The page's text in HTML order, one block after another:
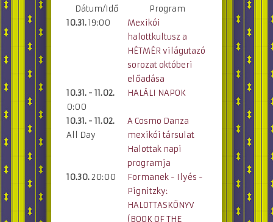
Dátum/Idő
Program
10.31.19:00
Mexikói
halottkultusz a
HÉTMÉR világutazó
sorozat októberi
előadása
10.31. - 11.02.
0:00
HALÁLI NAPOK
10.31. - 11.02.
All Day
A Cosmo Danza
mexikói társulat
Halottak napi
programja
10.30.20:00
Formanek - Ilyés -
Pignitzky:
HALOTTASKÖNYV
(BOOK OF THE